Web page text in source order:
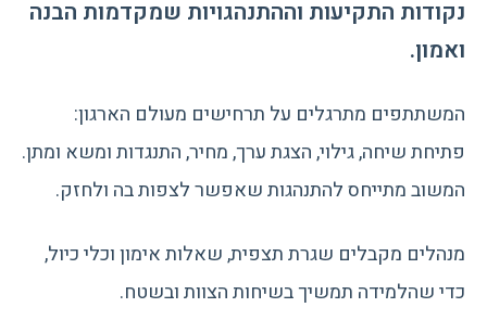
נקודות התקיעות וההתנהגויות שמקדמות הבנה
ואמון.
המשתתפים מתרגלים על תרחישים מעולם הארגון:
פתיחת שיחה, גילוי, הצגת ערך, מחיר, התנגדות ומשא ומתן.
המשוב מתייחס להתנהגות שאפשר לצפות בה ולחזק.
מנהלים מקבלים שגרת תצפית, שאלות אימון וכלי כיול,
כדי שהלמידה תמשיך בשיחות הצוות ובשטח.